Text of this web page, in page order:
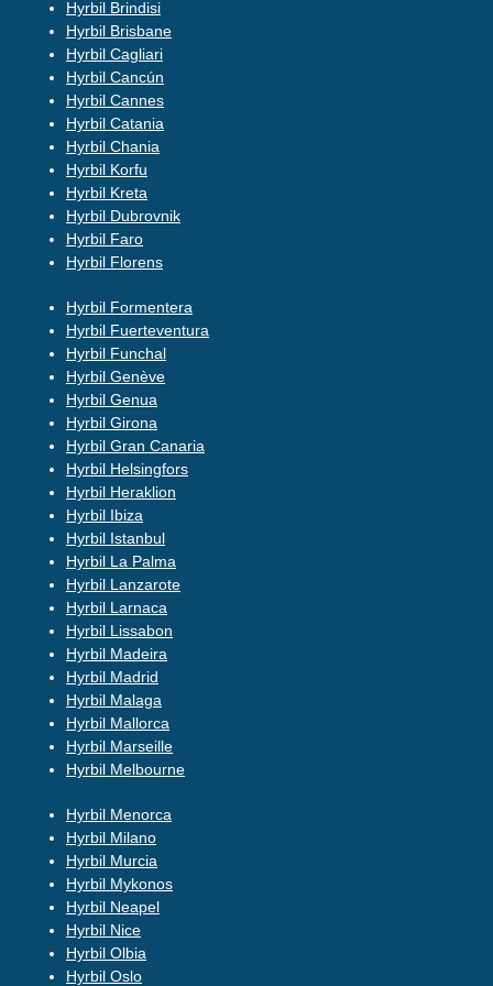
Hyrbil Brindisi
Hyrbil Brisbane
Hyrbil Cagliari
Hyrbil Cancún
Hyrbil Cannes
Hyrbil Catania
Hyrbil Chania
Hyrbil Korfu
Hyrbil Kreta
Hyrbil Dubrovnik
Hyrbil Faro
Hyrbil Florens
Hyrbil Formentera
Hyrbil Fuerteventura
Hyrbil Funchal
Hyrbil Genève
Hyrbil Genua
Hyrbil Girona
Hyrbil Gran Canaria
Hyrbil Helsingfors
Hyrbil Heraklion
Hyrbil Ibiza
Hyrbil Istanbul
Hyrbil La Palma
Hyrbil Lanzarote
Hyrbil Larnaca
Hyrbil Lissabon
Hyrbil Madeira
Hyrbil Madrid
Hyrbil Malaga
Hyrbil Mallorca
Hyrbil Marseille
Hyrbil Melbourne
Hyrbil Menorca
Hyrbil Milano
Hyrbil Murcia
Hyrbil Mykonos
Hyrbil Neapel
Hyrbil Nice
Hyrbil Olbia
Hyrbil Oslo